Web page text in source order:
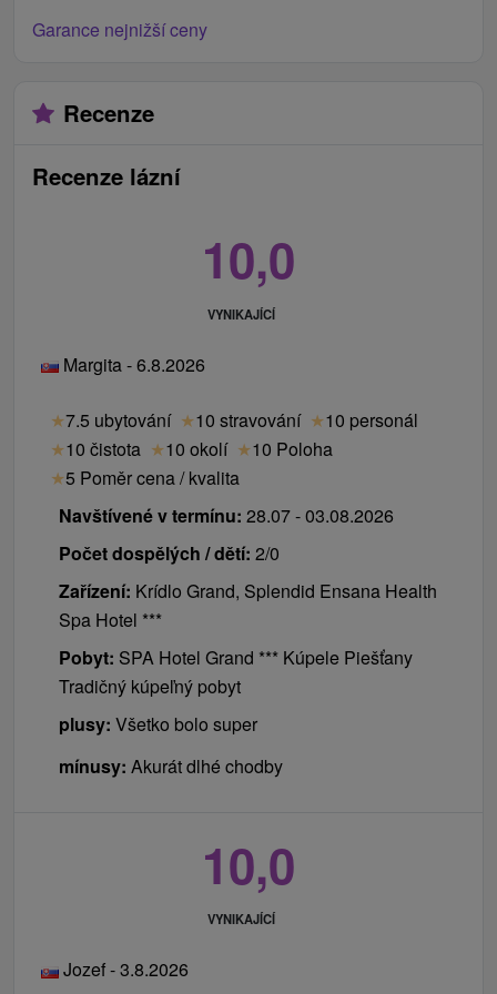
Garance nejnižší ceny
Recenze
Recenze lázní
10,0
VYNIKAJÍCÍ
Margita - 6.8.2026
★7.5 ubytování ★10 stravování ★10 personál
★10 čistota ★10 okolí ★10 Poloha
★5 Poměr cena / kvalita
Navštívené v termínu: 28.07 - 03.08.2026
Počet dospělých / dětí: 2/0
Zařízení: Krídlo Grand, Splendid Ensana Health
Spa Hotel ***
Pobyt: SPA Hotel Grand *** Kúpele Piešťany
Tradičný kúpeľný pobyt
plusy: Všetko bolo super
mínusy: Akurát dlhé chodby
10,0
VYNIKAJÍCÍ
Jozef - 3.8.2026